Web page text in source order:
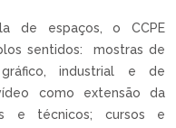
de espaços, o CCPE
sentidos: mostras de
industrial e de
como extensão da
e técnicos; cursos e